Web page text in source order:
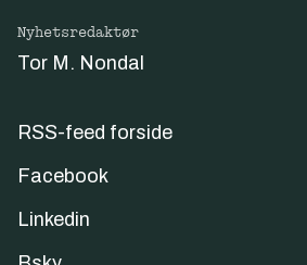
Nyhetsredaktør
Tor M. Nondal
RSS-feed forside
Facebook
Linkedin